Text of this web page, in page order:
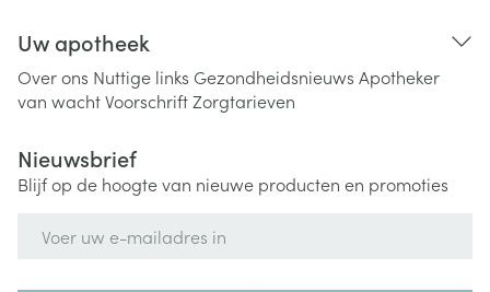
Uw apotheek
Over ons Nuttige links Gezondheidsnieuws Apotheker
van wachtVoorschriftZorgtarieven
Nieuwsbrief
Blijf op de hoogte van nieuwe producten en promoties